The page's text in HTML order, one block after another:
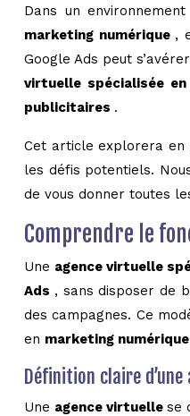
Dans un
marketing numérique ,
Google Ads peut
virtuelle spécialisée
publicitaires .
Cet article explorera en
les défis potentiels.
de vous donner toutes
Comprendre le
Une agence virtuelle
Ads , sans disposer de
des campagnes. Ce
en marketing numérique
Définition claire
Une agence virtuellese